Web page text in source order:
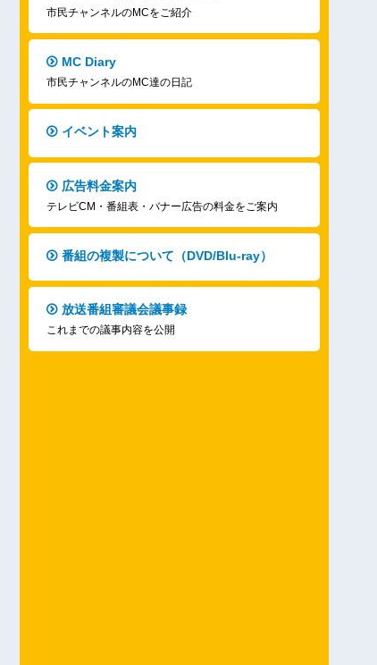
市民チャンネルのMCをご紹介
MC Diary
市民チャンネルのMC達の日記
イベント案内
広告料金案内
テレビCM・番組表・バナー広告の料金をご案内
番組の複製について（DVD/Blu-ray）
放送番組審議会議事録
これまでの議事内容を公開